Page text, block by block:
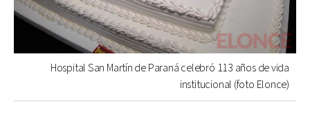
Hospital San Martín de Paraná celebró 113 años de vida
institucional (foto Elonce)